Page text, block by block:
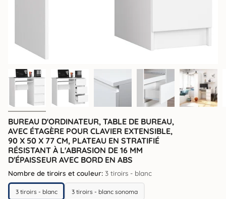
BUREAU D'ORDINATEUR, TABLE DE BUREAU,
AVEC ÉTAGÈRE POUR CLAVIER EXTENSIBLE,
90 X 50 X 77 CM, PLATEAU EN STRATIFIÉ
RÉSISTANT À L'ABRASION DE 16 MM
D'ÉPAISSEUR AVEC BORD EN ABS
Nombre de tiroirs et couleur: 3 tiroirs - blanc
3 tiroirs - blanc3 tiroirs - blanc3 tiroirs - blanc sonoma
3 tiroirs - blanc sonoma